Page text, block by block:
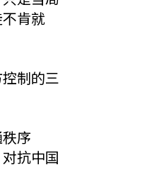
肯就
制的三
序
抗中国